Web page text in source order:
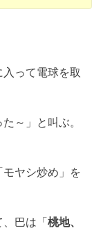
って電球を取
～」と叫ぶ。
ヤシ炒め」を
、巴は「桃地、